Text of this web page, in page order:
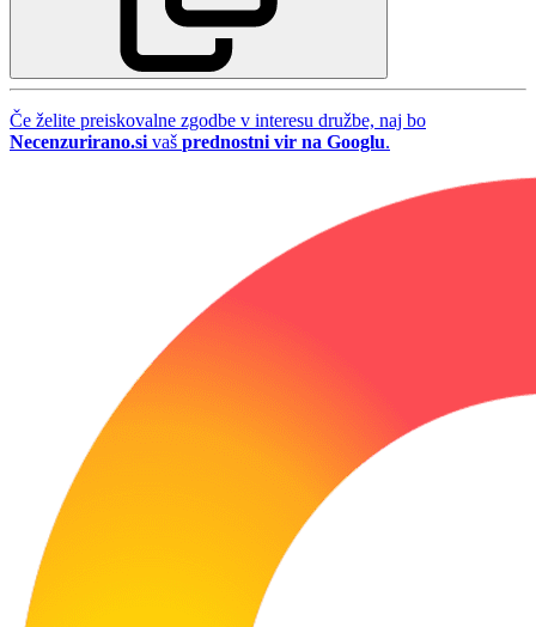
Če želite preiskovalne zgodbe v interesu družbe, naj bo
Necenzurirano.si vaš prednostni vir na Googlu.